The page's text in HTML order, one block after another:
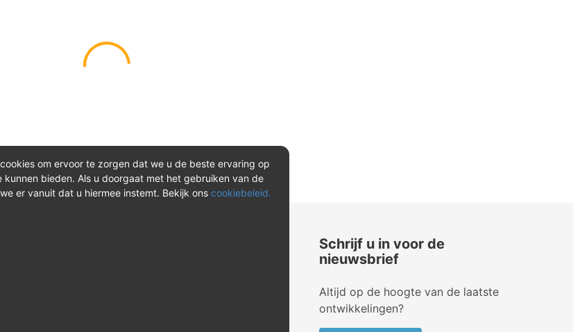
tijdens
met ons op of
Schrijf u in voor de
nieuwsbrief
Altijd op de hoogte van de laatste
ontwikkelingen?
om ervoor te zorgen dat we u de beste ervaring op
kunnen bieden. Als u doorgaat met het gebruiken van de
er vanuit dat u hiermee instemt. Bekijk ons cookiebeleid.